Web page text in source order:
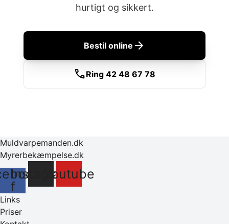
hurtigt og sikkert.
Bestil online arrow_forward
callRing 42 48 67 78
Muldvarpemanden.dk
Myrerbekæmpelse.dk
f
InstagramYoutube
Links
Priser